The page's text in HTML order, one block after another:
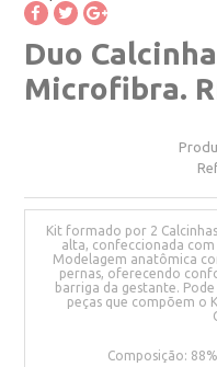
Duo
Microfibra.
Kit formado por 2
alta, confeccionada
Modelagem anatômica
pernas, oferecendo
barriga da gestante.
peças que compõem o
Composição: